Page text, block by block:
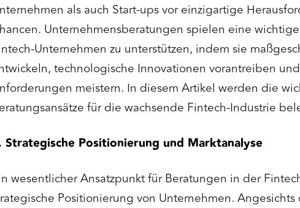
als auch Start-ups vor einzigartige
Unternehmensberatungen spielen eine
Unternehmen zu unterstützen, indem sie
technologische Innovationen vorantreiben
meistern. In diesem Artikel werden die
für die wachsende Fintech-Industrie
Strategische Positionierung und Marktanalyse
wesentlicher Ansatzpunkt für Beratungen in der
Positionierung von Unternehmen. Angesichts